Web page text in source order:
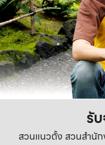
รั
สวนแนวตั้ง สวนสำนั